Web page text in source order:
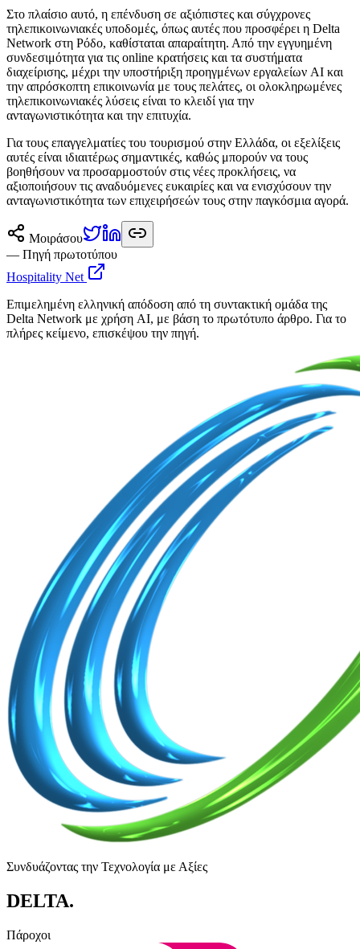
Στο πλαίσιο αυτό, η επένδυση σε αξιόπιστες και σύγχρονες
τηλεπικοινωνιακές υποδομές, όπως αυτές που προσφέρει η Delta
Network στη Ρόδο, καθίσταται απαραίτητη. Από την εγγυημένη
συνδεσιμότητα για τις online κρατήσεις και τα συστήματα
διαχείρισης, μέχρι την υποστήριξη προηγμένων εργαλείων AI και
την απρόσκοπτη επικοινωνία με τους πελάτες, οι ολοκληρωμένες
τηλεπικοινωνιακές λύσεις είναι το κλειδί για την
ανταγωνιστικότητα και την επιτυχία.
Για τους επαγγελματίες του τουρισμού στην Ελλάδα, οι εξελίξεις
αυτές είναι ιδιαιτέρως σημαντικές, καθώς μπορούν να τους
βοηθήσουν να προσαρμοστούν στις νέες προκλήσεις, να
αξιοποιήσουν τις αναδυόμενες ευκαιρίες και να ενισχύσουν την
ανταγωνιστικότητα των επιχειρήσεών τους στην παγκόσμια αγορά.
Μοιράσου
— Πηγή πρωτοτύπου
Hospitality Net
Επιμελημένη ελληνική απόδοση από τη συντακτική ομάδα της
Delta Network με χρήση AI, με βάση το πρωτότυπο άρθρο. Για το
πλήρες κείμενο, επισκέψου την πηγή.
Συνδυάζοντας την Τεχνολογία με Αξίες
DELTA.
Πάροχοι